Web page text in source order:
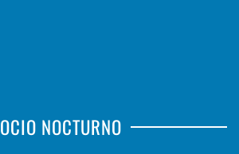
OCIO NOCTURNO